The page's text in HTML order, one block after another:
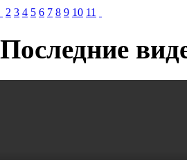
2 3 4 5 6 7 8 9 10 11
Последние